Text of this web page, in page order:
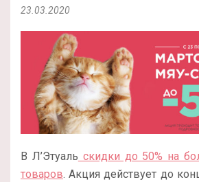
23.03.2020
В Л’Этуаль скидки до 50% на
товаров. Акция действует до